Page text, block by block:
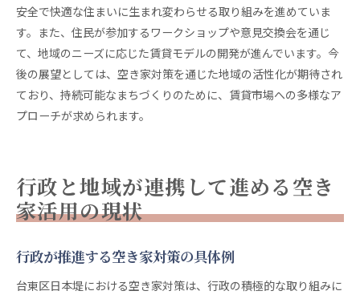
安全で快適な住まいに生まれ変わらせる取り組みを進めていま
す。また、住民が参加するワークショップや意見交換会を通じ
て、地域のニーズに応じた賃貸モデルの開発が進んでいます。今
後の展望としては、空き家対策を通じた地域の活性化が期待され
ており、持続可能なまちづくりのために、賃貸市場への多様なア
プローチが求められます。
行政と地域が連携して進める空き
家活用の現状
行政が推進する空き家対策の具体例
台東区日本堤における空き家対策は、行政の積極的な取り組みに